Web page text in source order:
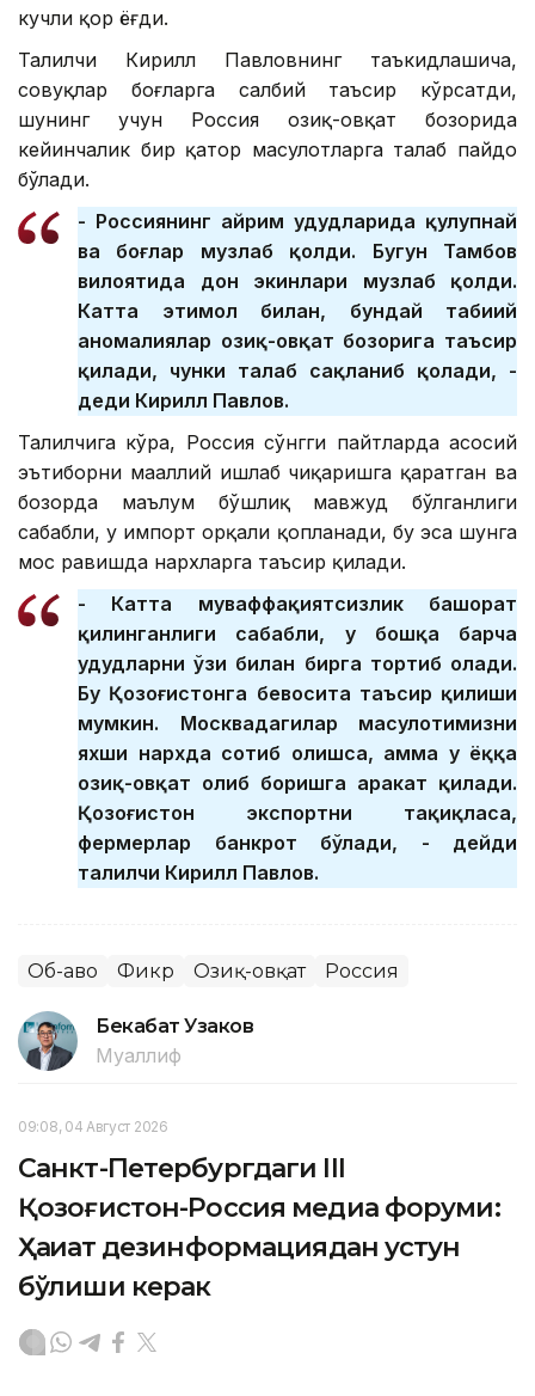
кучли қор ёғди.
Таҳлилчи Кирилл Павловнинг таъкидлашича,
совуқлар боғларга салбий таъсир кўрсатди,
шунинг учун Россия озиқ-овқат бозорида
кейинчалик бир қатор маҳсулотларга талаб пайдо
бўлади.
- Россиянинг айрим ҳудудларида қулупнай
ва боғлар музлаб қолди. Бугун Тамбов
вилоятида дон экинлари музлаб қолди.
Катта эҳтимол билан, бундай табиий
аномалиялар озиқ-овқат бозорига таъсир
қилади, чунки талаб сақланиб қолади, -
деди Кирилл Павлов.
Таҳлилчига кўра, Россия сўнгги пайтларда асосий
эътиборни маҳаллий ишлаб чиқаришга қаратган ва
бозорда маълум бўшлиқ мавжуд бўлганлиги
сабабли, у импорт орқали қопланади, бу эса шунга
мос равишда нархларга таъсир қилади.
- Катта муваффақиятсизлик башорат
қилинганлиги сабабли, у бошқа барча
ҳудудларни ўзи билан бирга тортиб олади.
Бу Қозоғистонга бевосита таъсир қилиши
мумкин. Москвадагилар маҳсулотимизни
яхши нархда сотиб олишса, ҳамма у ёққа
озиқ-овқат олиб боришга ҳаракат қилади.
Қозоғистон экспортни тақиқласа,
фермерлар банкрот бўлади, - дейди
таҳлилчи Кирилл Павлов.
Об-ҳаво Фикр Озиқ-овқат Россия
Бекабат Узаков
Муаллиф
09:08, 04 Август 2026
Санкт-Петербургдаги III
Қозоғистон-Россия медиа форуми:
Ҳақиқат дезинформациядан устун
бўлиши керак